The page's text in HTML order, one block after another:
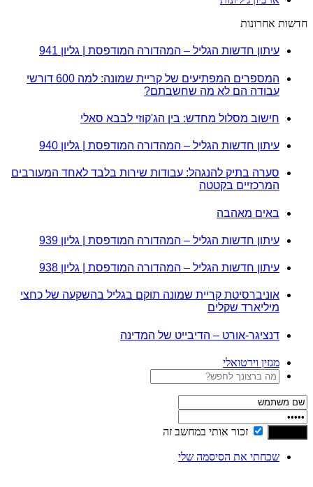
חדשות אחרונות
עיתון חדשות הגליל – המהדורה המודפסת | גליון 941
המספרים המפתיעים של קריית שמונה: למה 600 דורשי
עבודה הם לא מה שחשבתם?
חישוב מסלול מחדש: בין הג'קוזי לבבא סאלי
עיתון חדשות הגליל – המהדורה המודפסת | גליון 940
סערה בתיק להנגהל: עבודות שירות בלבד לאחד המעורבים
המרכזיים בקטטה
באים מאהבה
עיתון חדשות הגליל – המהדורה המודפסת | גליון 939
עיתון חדשות הגליל – המהדורה המודפסת | גליון 938
אוניברסיטת קריית שמונה תוקם בגליל בהשקעה של כחצי
מיליארד שקלים
דנציגר-אורט – הדיבייט של המדינה
מגזין וירטואלי
זכור אותי במחשב זה
שכחתי את הסיסמה שלי